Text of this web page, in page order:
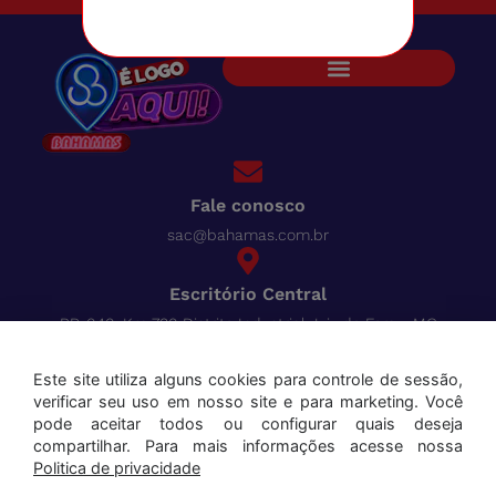
Fale conosco
sac@bahamas.com.br
Escritório Central
BR-040, Km 780 Distrito Industrial Juiz de Fora - MG
Aceitamos os seguintes cartões:
Este site utiliza alguns cookies para controle de sessão,
verificar seu uso em nosso site e para marketing. Você
pode aceitar todos ou configurar quais deseja
compartilhar. Para mais informações acesse nossa
Politica de privacidade